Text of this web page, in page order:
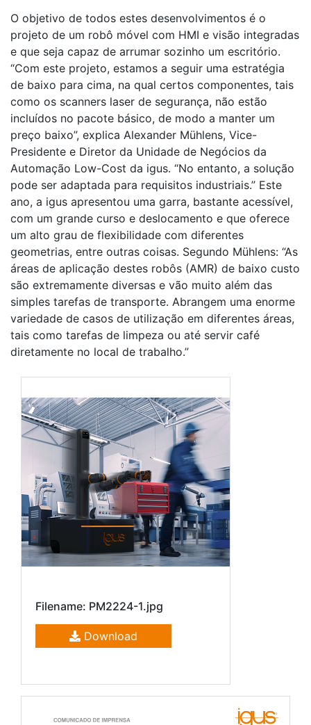
O objetivo de todos estes desenvolvimentos é o
projeto de um robô móvel com HMI e visão integradas
e que seja capaz de arrumar sozinho um escritório.
“Com este projeto, estamos a seguir uma estratégia
de baixo para cima, na qual certos componentes, tais
como os scanners laser de segurança, não estão
incluídos no pacote básico, de modo a manter um
preço baixo”, explica Alexander Mühlens, Vice-
Presidente e Diretor da Unidade de Negócios da
Automação Low-Cost da igus. “No entanto, a solução
pode ser adaptada para requisitos industriais.” Este
ano, a igus apresentou uma garra, bastante acessível,
com um grande curso e deslocamento e que oferece
um alto grau de flexibilidade com diferentes
geometrias, entre outras coisas. Segundo Mühlens: “As
áreas de aplicação destes robôs (AMR) de baixo custo
são extremamente diversas e vão muito além das
simples tarefas de transporte. Abrangem uma enorme
variedade de casos de utilização em diferentes áreas,
tais como tarefas de limpeza ou até servir café
diretamente no local de trabalho.”
Filename: PM2224-1.jpg
Download